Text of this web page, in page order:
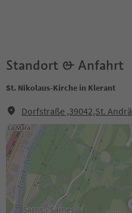
Standort & Anfahrt
St. Nikolaus-Kirche in Klerant
Dorfstraße ,39042,St. Andrä